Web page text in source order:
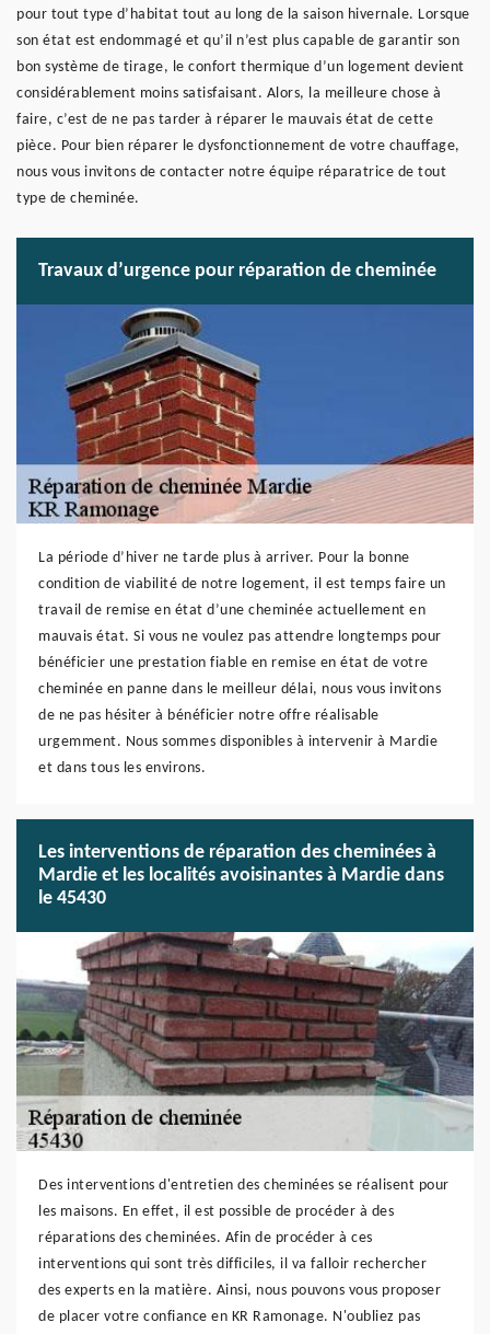
pour tout type d’habitat tout au long de la saison hivernale. Lorsque
son état est endommagé et qu’il n’est plus capable de garantir son
bon système de tirage, le confort thermique d’un logement devient
considérablement moins satisfaisant. Alors, la meilleure chose à
faire, c’est de ne pas tarder à réparer le mauvais état de cette
pièce. Pour bien réparer le dysfonctionnement de votre chauffage,
nous vous invitons de contacter notre équipe réparatrice de tout
type de cheminée.
Travaux d’urgence pour réparation de cheminée
La période d’hiver ne tarde plus à arriver. Pour la bonne
condition de viabilité de notre logement, il est temps faire un
travail de remise en état d’une cheminée actuellement en
mauvais état. Si vous ne voulez pas attendre longtemps pour
bénéficier une prestation fiable en remise en état de votre
cheminée en panne dans le meilleur délai, nous vous invitons
de ne pas hésiter à bénéficier notre offre réalisable
urgemment. Nous sommes disponibles à intervenir à Mardie
et dans tous les environs.
Les interventions de réparation des cheminées à
Mardie et les localités avoisinantes à Mardie dans
le 45430
Des interventions d'entretien des cheminées se réalisent pour
les maisons. En effet, il est possible de procéder à des
réparations des cheminées. Afin de procéder à ces
interventions qui sont très difficiles, il va falloir rechercher
des experts en la matière. Ainsi, nous pouvons vous proposer
de placer votre confiance en KR Ramonage. N'oubliez pas